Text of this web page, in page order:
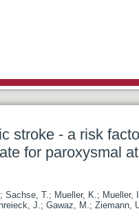
approach to
stroke - a risk
for paroxysmal
; Sachse, T.; Mueller, K.; Mueller,
J.; Gawaz, M.; Ziemann,